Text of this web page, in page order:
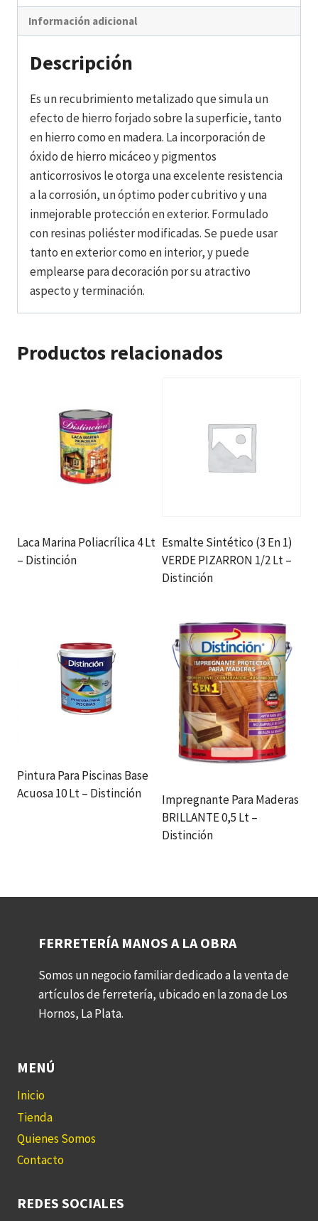
Información adicional
Descripción
Es un recubrimiento metalizado que simula un
efecto de hierro forjado sobre la superficie, tanto
en hierro como en madera. La incorporación de
óxido de hierro micáceo y pigmentos
anticorrosivos le otorga una excelente resistencia
a la corrosión, un óptimo poder cubritivo y una
inmejorable protección en exterior. Formulado
con resinas poliéster modificadas. Se puede usar
tanto en exterior como en interior, y puede
emplearse para decoración por su atractivo
aspecto y terminación.
Productos relacionados
Laca Marina Poliacrílica 4 Lt
– Distinción
Esmalte Sintético (3 En 1)
VERDE PIZARRON 1/2 Lt –
Distinción
Pintura Para Piscinas Base
Acuosa 10 Lt – Distinción
Impregnante Para Maderas
BRILLANTE 0,5 Lt –
Distinción
FERRETERÍA MANOS A LA OBRA
Somos un negocio familiar dedicado a la venta de
artículos de ferretería, ubicado en la zona de Los
Hornos, La Plata.
MENÚ
Inicio
Tienda
Quienes Somos
Contacto
REDES SOCIALES